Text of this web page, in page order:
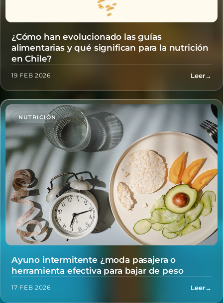
¿Cómo han evolucionado las guías
alimentarias y qué significan para la nutrición
en Chile?
19 FEB 2026 Leer→
NUTRICIÓN
Ayuno intermitente ¿moda pasajera o
herramienta efectiva para bajar de peso
17 FEB 2026 Leer→